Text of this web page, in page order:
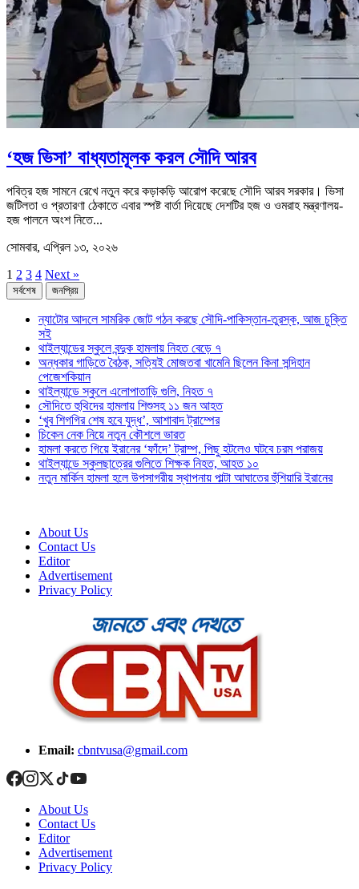
‘হজ ভিসা’ বাধ্যতামূলক করল সৌদি আরব
পবিত্র হজ সামনে রেখে নতুন করে কড়াকড়ি আরোপ করেছে সৌদি আরব সরকার। ভিসা
জটিলতা ও প্রতারণা ঠেকাতে এবার স্পষ্ট বার্তা দিয়েছে দেশটির হজ ও ওমরাহ মন্ত্রণালয়-
হজ পালনে অংশ নিতে...
সোমবার, এপ্রিল ১৩, ২০২৬
1 2 3 4 Next »
সর্বশেষ জনপ্রিয়
ন্যাটোর আদলে সামরিক জোট গঠন করছে সৌদি-পাকিস্তান-তুরস্ক, আজ চুক্তি
সই
থাইল্যান্ডের স্কুলে বন্দুক হামলায় নিহত বেড়ে ৭
অন্ধকার গাড়িতে বৈঠক, সত্যিই মোজতবা খামেনি ছিলেন কিনা সন্দিহান
পেজেশকিয়ান
থাইল্যান্ডে স্কুলে এলোপাতাড়ি গুলি, নিহত ৭
সৌদিতে হুথিদের হামলায় শিশুসহ ১১ জন আহত
‘খুব শিগগির শেষ হবে যুদ্ধ’, আশাবাদ ট্রাম্পের
চিকেন নেক নিয়ে নতুন কৌশলে ভারত
হামলা করতে গিয়ে ইরানের ‘ফাঁদে’ ট্রাম্প, পিছু হটলেও ঘটবে চরম পরাজয়
থাইল্যান্ডে স্কুলছাত্রের গুলিতে শিক্ষক নিহত, আহত ১০
নতুন মার্কিন হামলা হলে উপসাগরীয় স্থাপনায় পাল্টা আঘাতের হুঁশিয়ারি ইরানের
About Us
Contact Us
Editor
Advertisement
Privacy Policy
Email: cbntvusa@gmail.com
About Us
Contact Us
Editor
Advertisement
Privacy Policy